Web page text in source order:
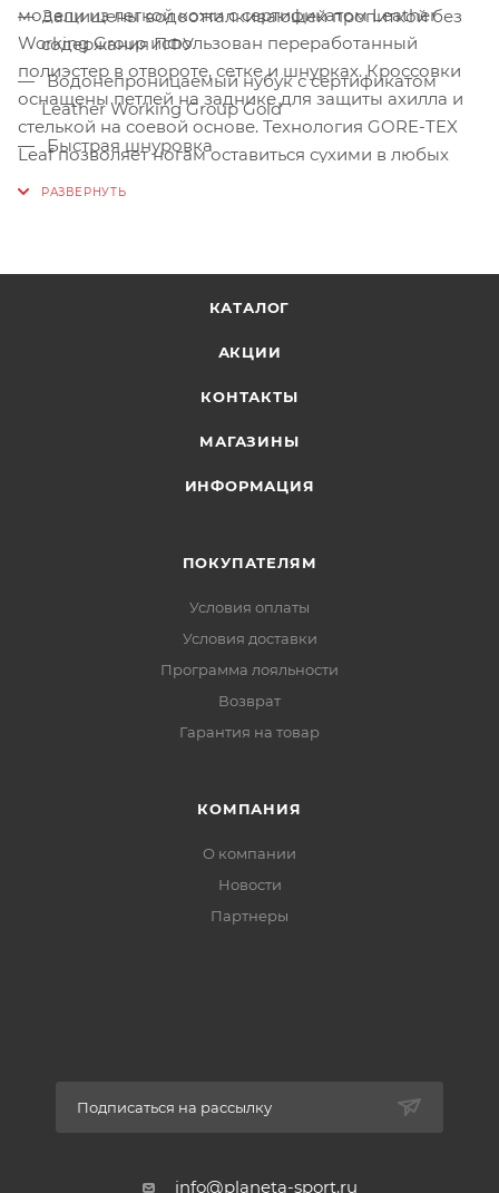
модели из легкой кожи с сертификатом Leather
Working Group использован переработанный
полиэстер в отвороте, сетке и шнурках. Кроссовки
оснащены петлей на заднике для защиты ахилла и
стелькой на соевой основе. Технология GORE-TEX
Leaf позволяет ногам оставиться сухими в любых
условиях. Anacapa Low GTX — это обувь с
Защищены водоотталкивающей пропиткой без
содержания ПФУ
Водонепроницаемый нубук с сертификатом
Leather Working Group Gold
Быстрая шнуровка
Вшитый язычок предотвращает попадание
полиэстера
Покрытие грунт/камни
Пронация нейтральная
Коллекция FW2021
КАТАЛОГ
АКЦИИ
КОНТАКТЫ
МАГАЗИНЫ
ИНФОРМАЦИЯ
ПОКУПАТЕЛЯМ
Условия оплаты
Условия доставки
Программа лояльности
Возврат
Гарантия на товар
КОМПАНИЯ
О компании
Новости
Партнеры
Подписаться на рассылку
info@planeta-sport.ru